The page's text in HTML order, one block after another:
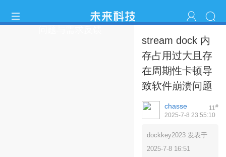
stream dock 内
存占用过大且存
在周期性卡顿导
致软件崩溃问题
11#
chasse
2025-7-8 23:55:10
dockkey2023 发表于
2025-7-8 16:51